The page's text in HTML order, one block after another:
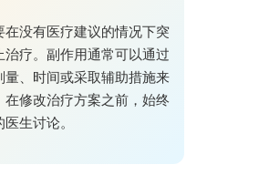
在没有医疗建议的情况下突
治疗。副作用通常可以通过
量、时间或采取辅助措施来
在修改治疗方案之前，始终
生讨论。